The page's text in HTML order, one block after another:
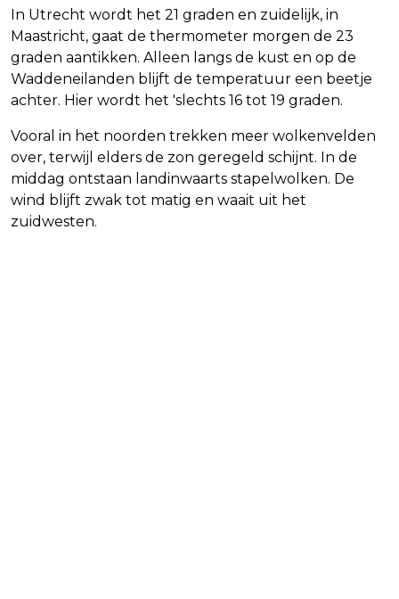
In Utrecht wordt het 21 graden en zuidelijk, in
Maastricht, gaat de thermometer morgen de 23
graden aantikken. Alleen langs de kust en op de
Waddeneilanden blijft de temperatuur een beetje
achter. Hier wordt het 'slechts 16 tot 19 graden.
Vooral in het noorden trekken meer wolkenvelden
over, terwijl elders de zon geregeld schijnt. In de
middag ontstaan landinwaarts stapelwolken. De
wind blijft zwak tot matig en waait uit het
zuidwesten.